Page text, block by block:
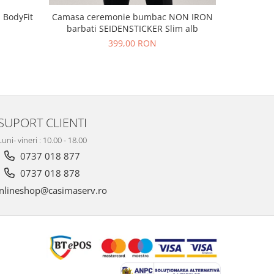
BodyFit
Camasa ceremonie bumbac NON IRON
barbati SEIDENSTICKER Slim alb
399,00 RON
CLIENTI
vineri : 10.00 - 18.00
0737 018 877
0737 018 878